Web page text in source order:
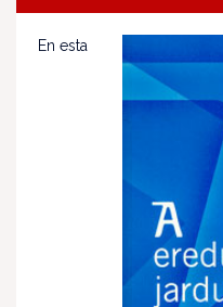
En esta